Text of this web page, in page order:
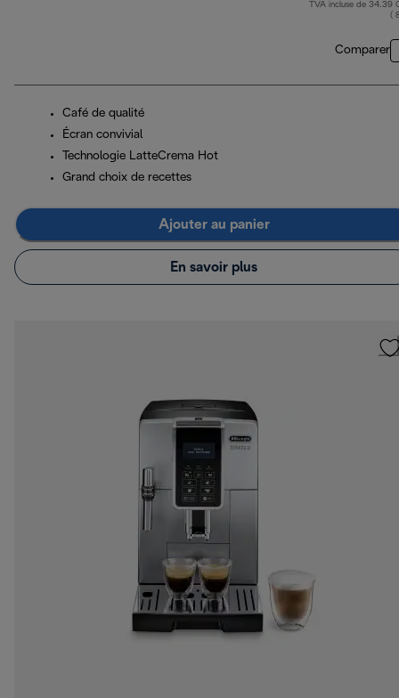
TVA incluse de 34.39
(
Comparer
Café de qualité
Écran convivial
Technologie LatteCrema Hot
Grand choix de recettes
Ajouter au panier
En savoir plus